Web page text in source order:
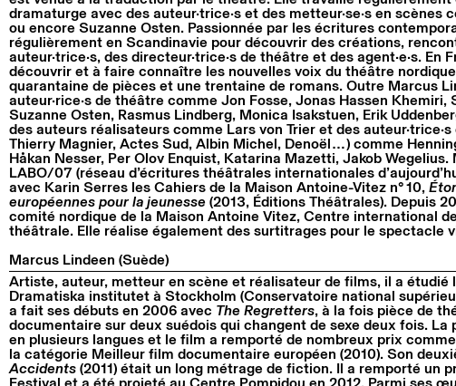
dramaturge avec des auteur·trice·s et des metteur·se·s en scènes
ou encore Suzanne Osten. Passionnée par les écritures
régulièrement en Scandinavie pour découvrir des créations,
auteur·trice·s, des directeur·trice·s de théâtre et des agent·e·s. En
découvrir et à faire connaître les nouvelles voix du théâtre
quarantaine de pièces et une trentaine de romans. Outre Marcus
auteur·rice·s de théâtre comme Jon Fosse, Jonas Hassen Khemiri,
Suzanne Osten, Rasmus Lindberg, Monica Isakstuen, Erik
des auteurs réalisateurs comme Lars von Trier et des
Thierry Magnier, Actes Sud, Albin Michel, Denoël…) comme
Håkan Nesser, Per Olov Enquist, Katarina Mazetti, Jakob
LABO/07 (réseau d’écritures théâtrales internationales
avec Karin Serres les Cahiers de la Maison Antoine-Vitez n° 10,
européennes pour la jeunesse (2013, Éditions Théâtrales). Depuis
comité nordique de la Maison Antoine Vitez, Centre international
théâtrale. Elle réalise également des surtitrages pour le spectacle
Marcus Lindeen (Suède)
Artiste, auteur, metteur en scène et réalisateur de films, il a étudié
Dramatiska institutet à Stockholm (Conservatoire national
a fait ses débuts en 2006 avec The Regretters, à la fois pièce de
documentaire sur deux suédois qui changent de sexe deux fois. La
en plusieurs langues et le film a remporté de nombreux prix
la catégorie Meilleur film documentaire européen (2010). Son
Accidents (2011) était un long métrage de fiction. Il a remporté un